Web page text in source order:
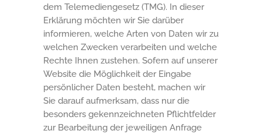
dem Telemediengesetz (TMG). In dieser
Erklärung möchten wir Sie darüber
informieren, welche Arten von Daten wir zu
welchen Zwecken verarbeiten und welche
Rechte Ihnen zustehen. Sofern auf unserer
Website die Möglichkeit der Eingabe
persönlicher Daten besteht, machen wir
Sie darauf aufmerksam, dass nur die
besonders gekennzeichneten Pflichtfelder
zur Bearbeitung der jeweiligen Anfrage